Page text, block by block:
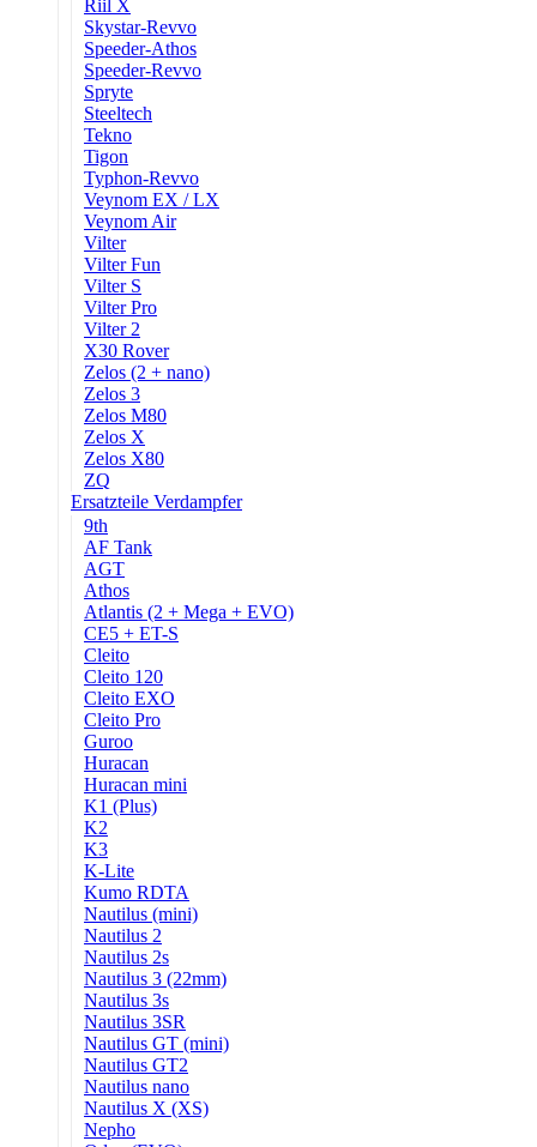
Riil X
Skystar-Revvo
Speeder-Athos
Speeder-Revvo
Spryte
Steeltech
Tekno
Tigon
Typhon-Revvo
Veynom EX / LX
Veynom Air
Vilter
Vilter Fun
Vilter S
Vilter Pro
Vilter 2
X30 Rover
Zelos (2 + nano)
Zelos 3
Zelos M80
Zelos X
Zelos X80
ZQ
Ersatzteile Verdampfer
9th
AF Tank
AGT
Athos
Atlantis (2 + Mega + EVO)
CE5 + ET-S
Cleito
Cleito 120
Cleito EXO
Cleito Pro
Guroo
Huracan
Huracan mini
K1 (Plus)
K2
K3
K-Lite
Kumo RDTA
Nautilus (mini)
Nautilus 2
Nautilus 2s
Nautilus 3 (22mm)
Nautilus 3s
Nautilus 3SR
Nautilus GT (mini)
Nautilus GT2
Nautilus nano
Nautilus X (XS)
Nepho